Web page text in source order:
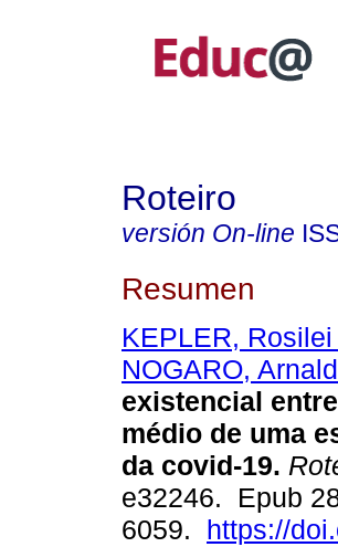
Roteiro
versión On-line
Resumen
KEPLER,
NOGARO,
existencial
médio de uma
da covid-19.
e32246. Epub
6059. https://